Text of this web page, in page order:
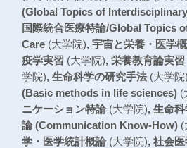
(Global Topics of
国際統合医療特論/Global Topics
Care(大学院), 宇宙と栄養・医学
疫学実習 (大学院), 栄養教育論実習
学院), 生命科学の研究手法(大学院
(Basic methods in life sciences)(
ニケーション特論(大学院), 生命
論 (Communication Know-How)(
学・医学統計概論(大学院), 社会